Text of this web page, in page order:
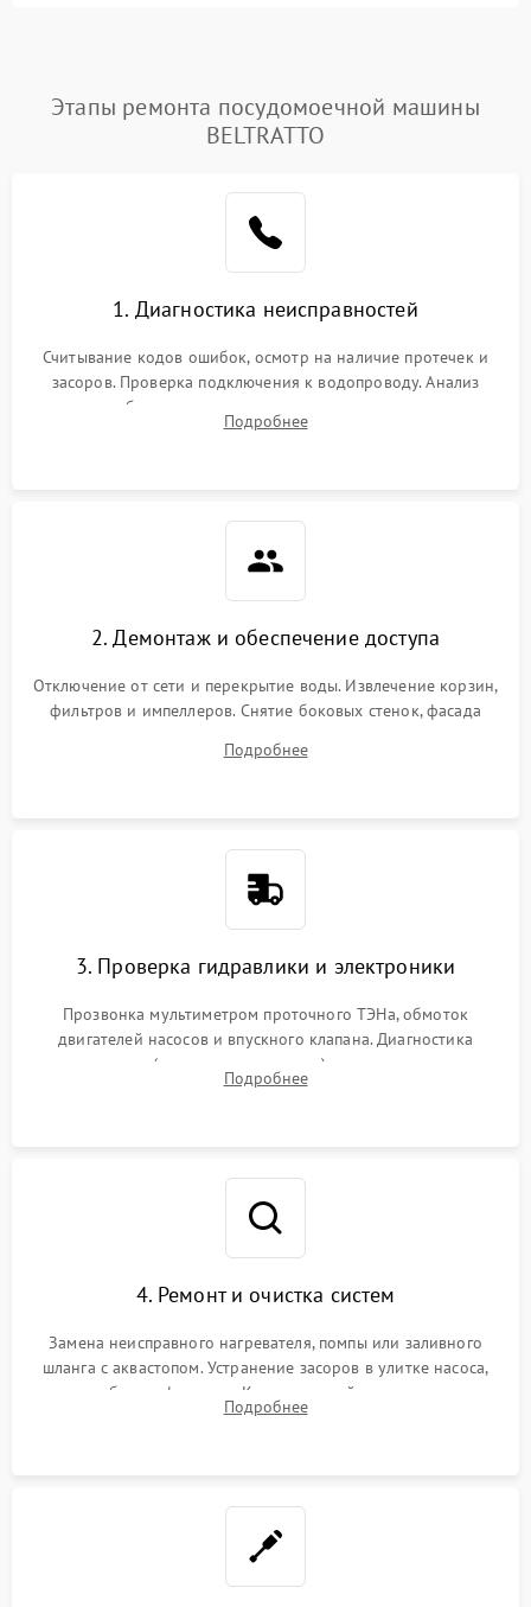
Этапы ремонта посудомоечной машины
BELTRATTO
1. Диагностика неисправностей
Считывание кодов ошибок, осмотр на наличие протечек и
засоров. Проверка подключения к водопроводу. Анализ
жалоб на отсутствие слива, нагрева, вращения
разбрызгивателей или срабатывание системы защиты
Подробнее
2. Демонтаж и обеспечение доступа
Отключение от сети и перекрытие воды. Извлечение корзин,
фильтров и импеллеров. Снятие боковых стенок, фасада
циркуляционному насосу, ТЭНу и сливной помпе.
Подробнее
3. Проверка гидравлики и электроники
Прозвонка мультиметром проточного ТЭНа, обмоток
двигателей насосов и впускного клапана. Диагностика
прессостата (датчика уровня воды), датчика мутности,
концевика дверцы и электронного модуля управления.
Подробнее
4. Ремонт и очистка систем
Замена неисправного нагревателя, помпы или заливного
шланга с аквастопом. Устранение засоров в улитке насоса,
патрубках и фильтрах. Компонентный ремонт платы
управления, восстановление поврежденной проводки.
Подробнее